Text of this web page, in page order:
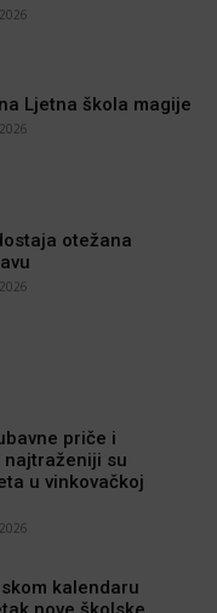
Ljetna škola magije
otežana
priče i
su
u vinkovačkoj
kalendaru